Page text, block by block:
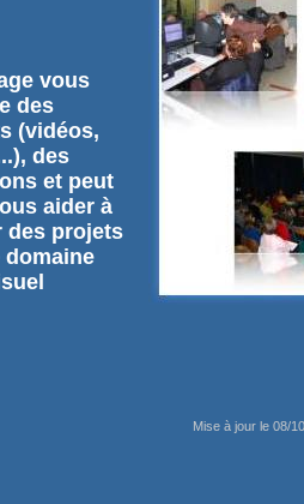
vous
des
(vidéos,
des
et peut
aider à
des projets
domaine
Mise à jour le 08/